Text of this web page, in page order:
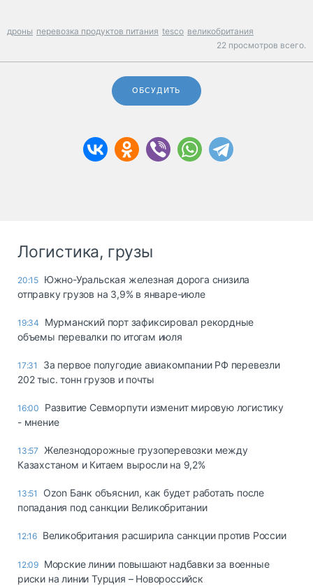
дроны перевозка продуктов питания tesco великобритания
22 просмотров всего.
ОБСУДИТЬ
Логистика, грузы
20:15 Южно-Уральская железная дорога снизила
отправку грузов на 3,9% в январе-июле
19:34
Мурманский порт зафиксировал рекордные
объемы перевалки по итогам июля
17:31
За первое полугодие авиакомпании РФ перевезли
202 тыс. тонн грузов и почты
16:00
Развитие Севморпути изменит мировую логистику
- мнение
13:57
Железнодорожные грузоперевозки между
Казахстаном и Китаем выросли на 9,2%
13:51
Ozon Банк объяснил, как будет работать после
попадания под санкции Великобритании
12:16 Великобритания расширила санкции против России
12:09 Морские линии повышают надбавки за военные
риски на линии Турция – Новороссийск